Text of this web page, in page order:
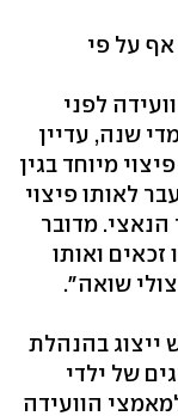
אף על פי
לפני
שנה, עדיין
מיוחד בגין
לאותו פיצוי
הנאצי. מדובר
זכאים ואותו
שואה".
ייצוג בהנהלת
של ילדי
הוועידה